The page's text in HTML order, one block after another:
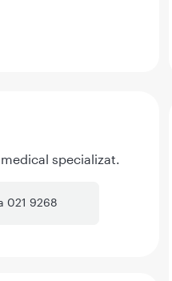
specializat.
021 9268